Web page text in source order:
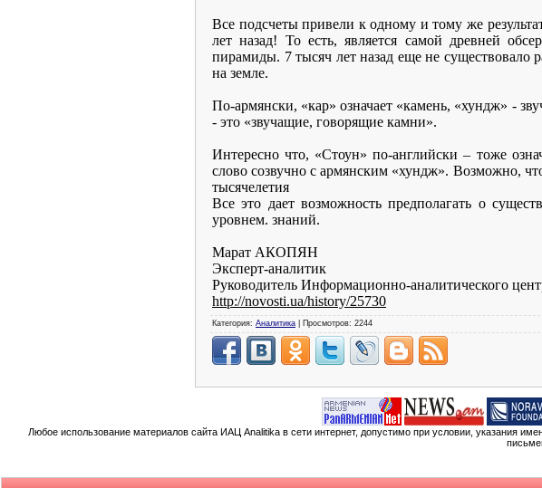
Все подсчеты привели к одному и тому же
лет назад! То есть, является самой древней
пирамиды. 7 тысяч лет назад еще не
на земле.
По-армянски, «кар» означает «камень, «хундж» -
- это «звучащие, говорящие камни».
Интересно что, «Стоун» по-английски – тоже
слово созвучно с армянским «хундж». Возможно,
тысячелетия
Все это дает возможность предполагать о
уровнем. знаний.
Марат АКОПЯН
Эксперт-аналитик
Руководитель Информационно-аналитического
http://novosti.ua/history/25730
Категория: Аналитика | Просмотров: 2244
Любое использование материалов сайта ИАЦ Analitika в сети интернет, допустимо при условии, указания